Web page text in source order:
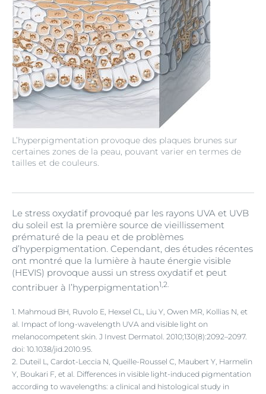
L’hyperpigmentation provoque des plaques brunes sur
certaines zones de la peau, pouvant varier en termes de
tailles et de couleurs.
Le stress oxydatif provoqué par les rayons UVA et UVB
du soleil est la première source de vieillissement
prématuré de la peau et de problèmes
d’hyperpigmentation. Cependant, des études récentes
ont montré que la lumière à haute énergie visible
(HEVIS) provoque aussi un stress oxydatif et peut
contribuer à l’hyperpigmentation1,2.
1. Mahmoud BH, Ruvolo E, Hexsel CL, Liu Y, Owen MR, Kollias N, et
al. Impact of long-wavelength UVA and visible light on
melanocompetent skin. J Invest Dermatol. 2010;130(8):2092–2097.
doi: 10.1038/jid.2010.95.
2. Duteil L, Cardot-Leccia N, Queille-Roussel C, Maubert Y, Harmelin
Y, Boukari F, et al. Differences in visible light-induced pigmentation
according to wavelengths: a clinical and histological study in